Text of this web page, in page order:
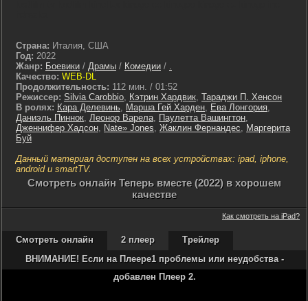
Страна: Италия, США
Год: 2022
Жанр: Боевики / Драмы / Комедии / .
Качество: WEB-DL
Продолжительность: 112 мин. / 01:52
Режиссер: Silvia Carobbio, Кэтрин Хардвик, Тараджи П. Хенсон
В ролях: Кара Делевинь, Марша Гей Харден, Ева Лонгория,
Даниэль Пиннок, Леонор Варела, Паулетта Вашингтон,
Дженнифер Хадсон, Nate» Jones, Жаклин Фернандес, Маргерита
Буй
Данный материал доступен на всех устройствах: ipad, iphone,
android и smartTV.
Cмотреть онлайн Теперь вместе (2022) в хорошем
качестве
Как смотреть на iPad?
Смотреть онлайн 2 плеер
Трейлер
ВНИМАНИЕ! Если на Плеере1 проблемы или неудобства -
добавлен Плеер 2.